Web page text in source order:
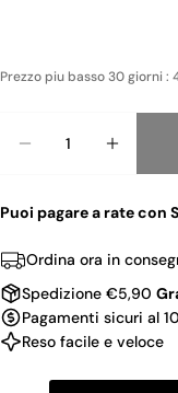
Prezzo piu basso 30 giorni :
Puoi pagare a rate con
Ordina ora in
Spedizione €5,90
Pagamenti sicuri al
Reso facile e veloce